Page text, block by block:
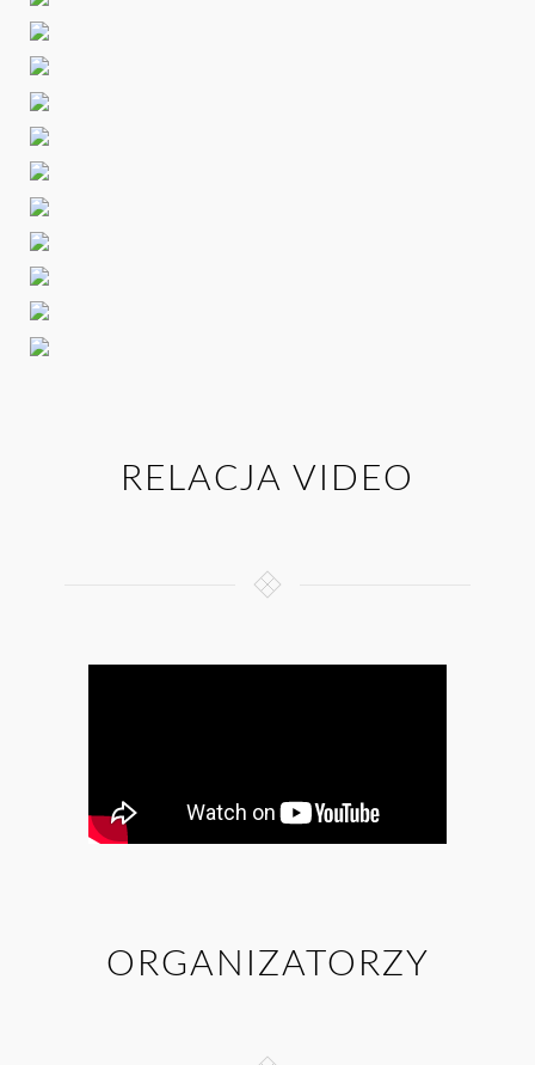
RELACJA VIDEO
ORGANIZATORZY